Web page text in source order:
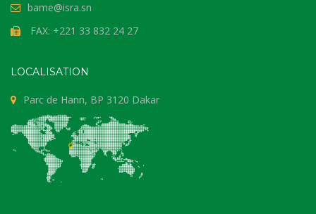
bame@isra.sn
FAX: +221 33 832 24 27
LOCALISATION
Parc de Hann, BP 3120 Dakar